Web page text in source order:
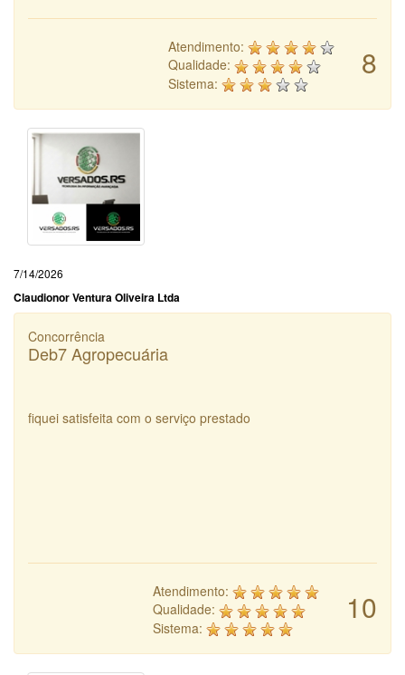
8
Atendimento:
Qualidade:
Sistema:
7/14/2026
Claudionor Ventura Oliveira Ltda
Concorrência
Deb7 Agropecuária
fiquei satisfeita com o serviço prestado
10
Atendimento:
Qualidade:
Sistema: